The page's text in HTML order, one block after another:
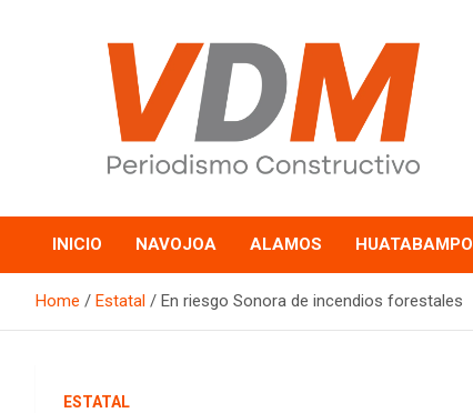
valledelmayo.com
INICIO NAVOJOA ALAMOS HUATABAMPO
Home Estatal En riesgo Sonora de incendios forestales
ESTATAL